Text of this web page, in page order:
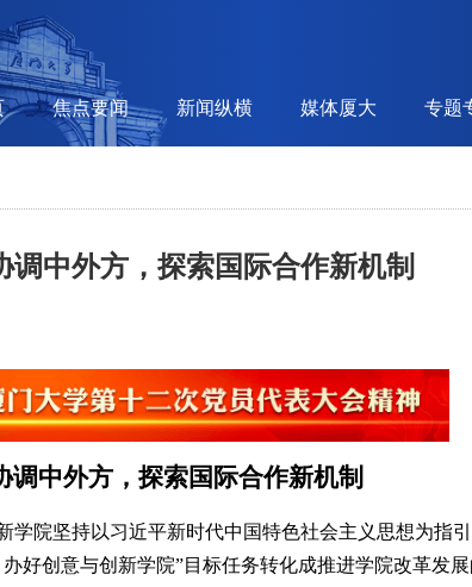
焦点要闻 新闻纵横 媒体厦大 专题
调中外方，探索国际合作新机制
中外方，探索国际合作新机制
院坚持以习近平新时代中国特色社会主义思想为指引
好创意与创新学院”目标任务转化成推进学院改革发展